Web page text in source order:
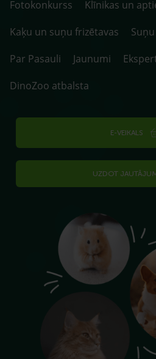
Fotokonkurss
Klīnikas un
Kaķu un suņu frizētavas
Par Pasauli
Jaunumi
DinoZoo atbalsta
E-VEIKALS
UZDOT